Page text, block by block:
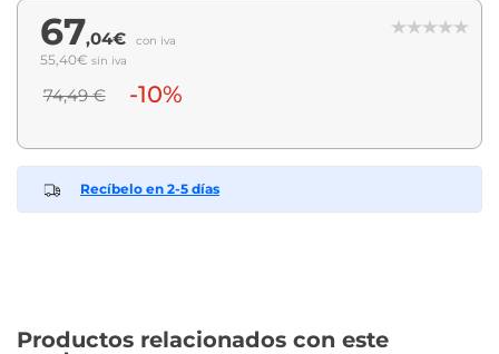
67,04€ con iva
55,40€ sin iva
74,49 € -10%
Recíbelo en 2-5 días
Productos relacionados con este